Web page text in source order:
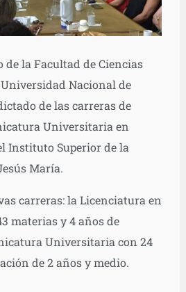
de la Facultad de Ciencias
Nacional de
de las carreras de
Universitaria en
Instituto Superior de la
María.
carreras: la Licenciatura en
materias y 4 años de
Universitaria con 24
de 2 años y medio.